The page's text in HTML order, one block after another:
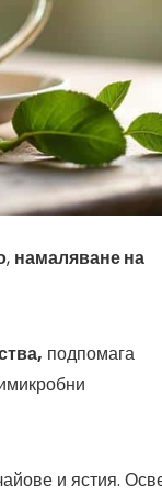
, намаляване на
подпомага
и ястия.